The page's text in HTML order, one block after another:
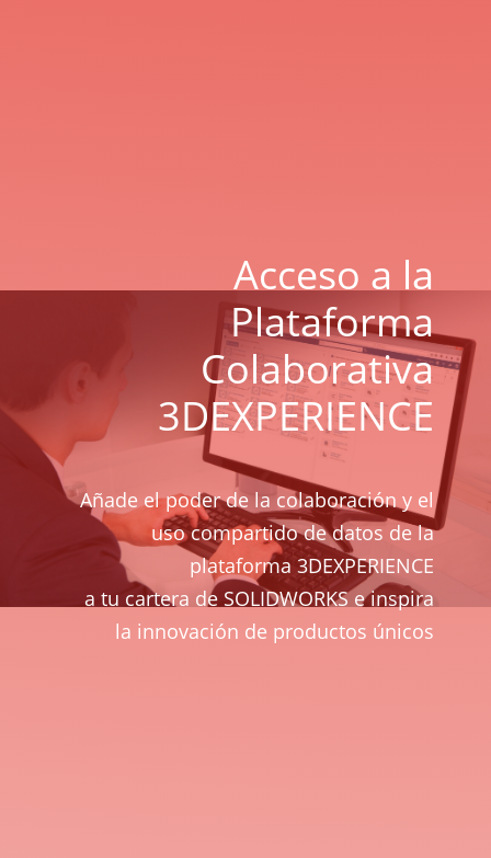
Acceso a la
Plataforma
Colaborativa
3DEXPERIENCE
Añade el poder de la colaboración y el
uso compartido de datos de la
plataforma 3DEXPERIENCE
a tu cartera de SOLIDWORKS e inspira
la innovación de productos únicos